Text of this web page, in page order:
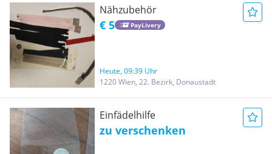
Nähzubehör
€ 5 PayLivery
Heute, 09:39 Uhr
1220 Wien, 22. Bezirk, Donaustadt
Einfädelhilfe
zu verschenken